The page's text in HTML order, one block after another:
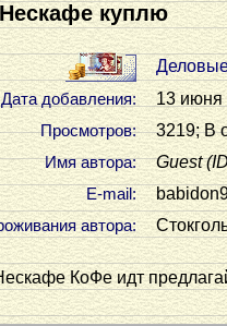
куплю
Дата добавления: 13 июня
Просмотров: 3219; В
Имя автора: Guest
Е-mail:
автора:
КоФе идт